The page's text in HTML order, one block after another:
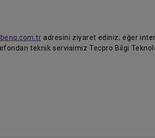
adresini ziyaret ediniz; eğer
teknik servisimiz Tecpro Bilgi